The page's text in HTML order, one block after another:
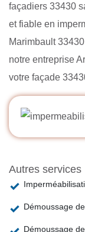
façadiers 33430
et fiable en
Marimbault
notre entreprise
votre façade
Autres services
Démoussage
Démoussage